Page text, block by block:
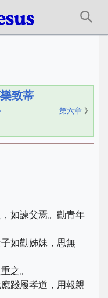
致蒂
第六章 》
如諫父焉。勸青年
如勸姊妹，思無
之。
踐履孝道，用報親